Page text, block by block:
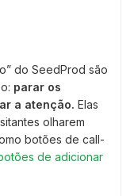
do SeedProd são
parar os
a atenção. Elas
olharem
botões de call-
de adicionar